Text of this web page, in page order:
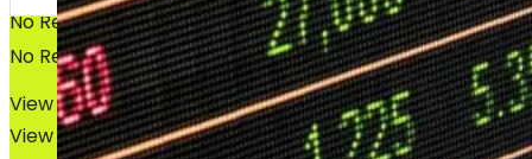
No Result
View All Result
No Result
View All Result